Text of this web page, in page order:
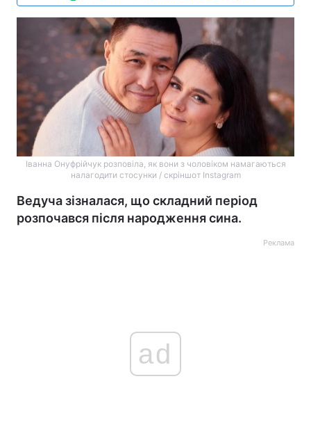
Іванна Онуфрійчук розповіла, як вони з чоловіком намагаються
налагодити стосунки / скріншот Instagram
Ведуча зізналася, що складний період
розпочався після народження сина.
Реклама
ad